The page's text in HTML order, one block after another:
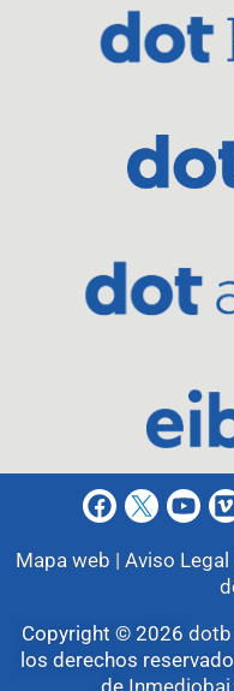
Mapa web | Aviso Legal
Copyright © 2026 dotb
los derechos
de